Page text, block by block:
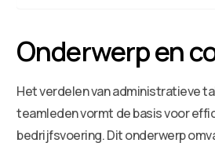
Onderwerp en
Het verdelen van administratieve
teamleden vormt de basis voor
bedrijfsvoering. Dit onderwerp